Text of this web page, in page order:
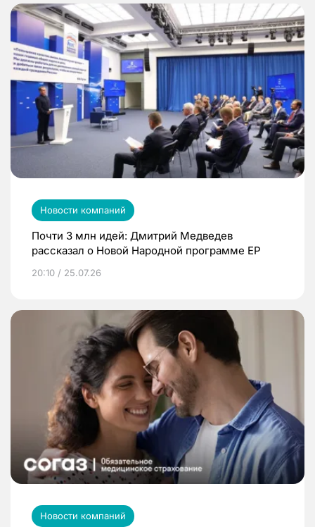
Новости компаний
Почти 3 млн идей: Дмитрий Медведев
рассказал о Новой Народной программе ЕР
20:10 / 25.07.26
Новости компаний